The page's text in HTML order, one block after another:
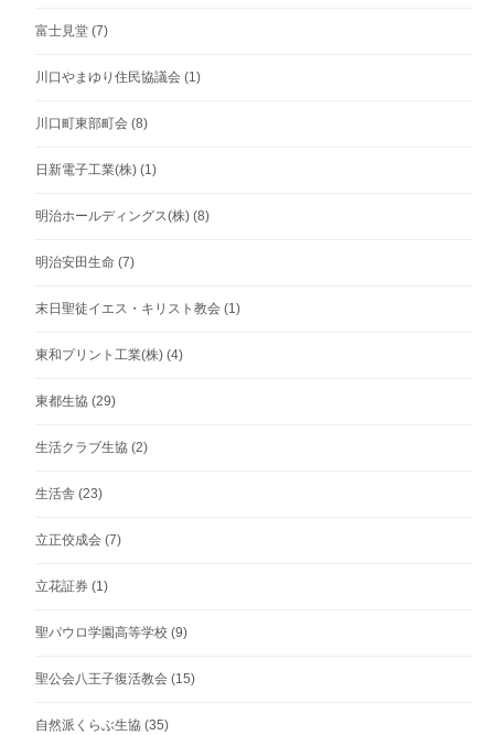
富士見堂 (7)
川口やまゆり住民協議会 (1)
川口町東部町会 (8)
日新電子工業(株) (1)
明治ホールディングス(株) (8)
明治安田生命 (7)
末日聖徒イエス・キリスト教会 (1)
東和プリント工業(株) (4)
東都生協 (29)
生活クラブ生協 (2)
生活舎 (23)
立正佼成会 (7)
立花証券 (1)
聖パウロ学園高等学校 (9)
聖公会八王子復活教会 (15)
自然派くらぶ生協 (35)